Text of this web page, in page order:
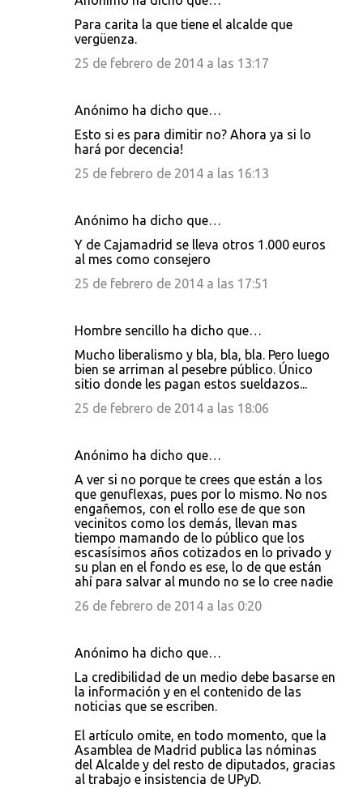
Para carita la que tiene el alcalde que
vergüenza.
25 de febrero de 2014 a las 13:17
Anónimo ha dicho que…
Esto si es para dimitir no? Ahora ya si lo
hará por decencia!
25 de febrero de 2014 a las 16:13
Anónimo ha dicho que…
Y de Cajamadrid se lleva otros 1.000 euros
al mes como consejero
25 de febrero de 2014 a las 17:51
Hombre sencillo ha dicho que…
Mucho liberalismo y bla, bla, bla. Pero luego
bien se arriman al pesebre público. Único
sitio donde les pagan estos sueldazos...
25 de febrero de 2014 a las 18:06
Anónimo ha dicho que…
A ver si no porque te crees que están a los
que genuflexas, pues por lo mismo. No nos
engañemos, con el rollo ese de que son
vecinitos como los demás, llevan mas
tiempo mamando de lo público que los
escasísimos años cotizados en lo privado y
su plan en el fondo es ese, lo de que están
ahí para salvar al mundo no se lo cree nadie
26 de febrero de 2014 a las 0:20
Anónimo ha dicho que…
La credibilidad de un medio debe basarse en
la información y en el contenido de las
noticias que se escriben.
El artículo omite, en todo momento, que la
Asamblea de Madrid publica las nóminas
del Alcalde y del resto de diputados, gracias
al trabajo e insistencia de UPyD.